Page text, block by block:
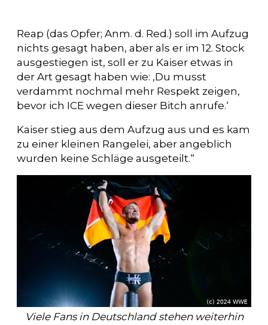
Reap (das Opfer; Anm. d. Red.) soll im Aufzug
nichts gesagt haben, aber als er im 12. Stock
ausgestiegen ist, soll er zu Kaiser etwas in
der Art gesagt haben wie: ‚Du musst
verdammt nochmal mehr Respekt zeigen,
bevor ich ICE wegen dieser Bitch anrufe.‘
Kaiser stieg aus dem Aufzug aus und es kam
zu einer kleinen Rangelei, aber angeblich
wurden keine Schläge ausgeteilt.“
Viele Fans in Deutschland stehen weiterhin